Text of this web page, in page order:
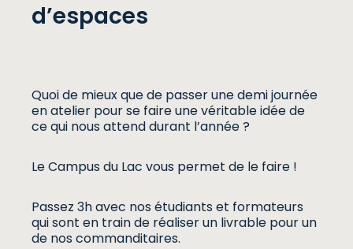
d’espaces
Quoi de mieux que de passer une demi journée
en atelier pour se faire une véritable idée de
ce qui nous attend durant l’année ?
Le Campus du Lac vous permet de le faire !
Passez 3h avec nos étudiants et formateurs
qui sont en train de réaliser un livrable pour un
de nos commanditaires.